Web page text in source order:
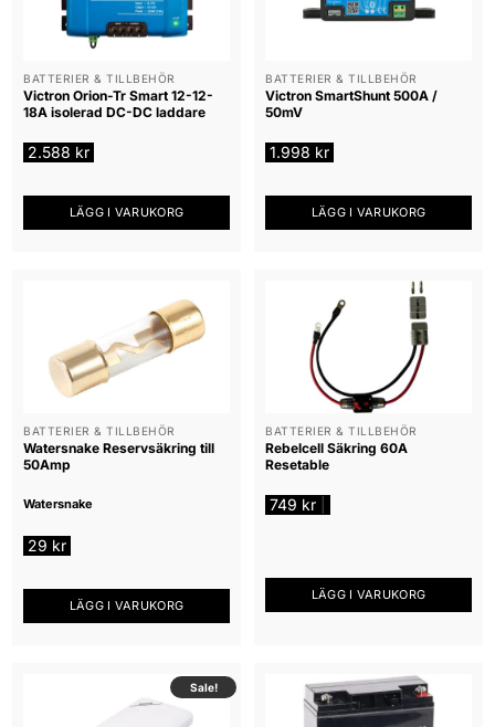
BATTERIER & TILLBEHÖR
Victron Orion-Tr Smart 12-12-
18A isolerad DC-DC laddare
2.588 kr
LÄGG I VARUKORG
BATTERIER & TILLBEHÖR
Victron SmartShunt 500A /
50mV
1.998 kr
LÄGG I VARUKORG
BATTERIER & TILLBEHÖR
Watersnake Reservsäkring till
50Amp
Watersnake
29 kr
LÄGG I VARUKORG
BATTERIER & TILLBEHÖR
Rebelcell Säkring 60A
Resetable
749 kr
LÄGG I VARUKORG
Sale!